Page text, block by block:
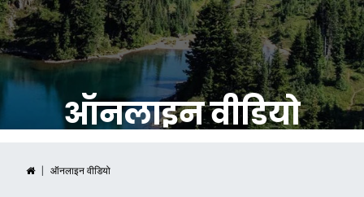
ऑनलाइन वीडियो
ऑनलाइन वीडियो